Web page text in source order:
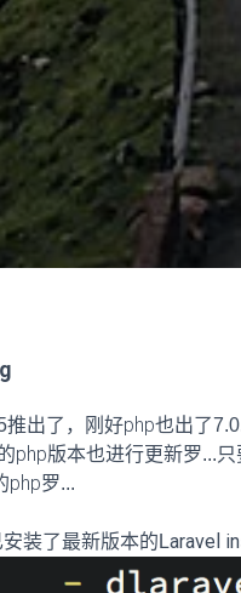
推出了，刚好php也出了
php版本也进行更新罗...
php罗...
装了最新版本的Laravel